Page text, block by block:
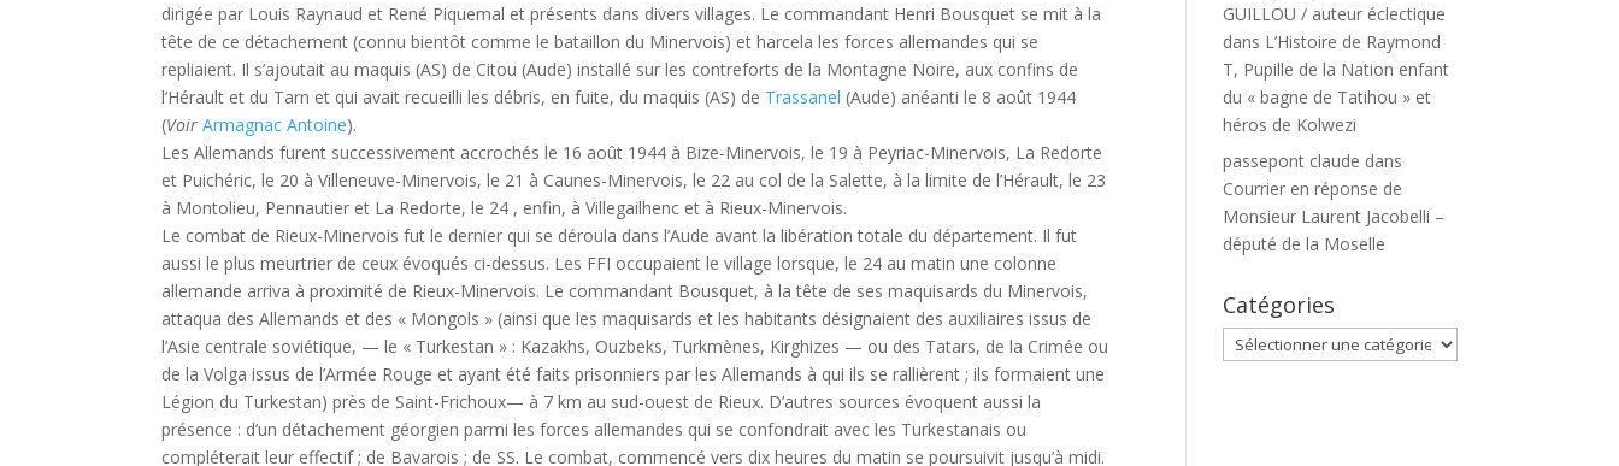
dirigée par Louis Raynaud et René Piquemal et présents dans divers villages. Le commandant Henri Bousquet se mit à la
tête de ce détachement (connu bientôt comme le bataillon du Minervois) et harcela les forces allemandes qui se
repliaient. Il s’ajoutait au maquis (AS) de Citou (Aude) installé sur les contreforts de la Montagne Noire, aux confins de
l’Hérault et du Tarn et qui avait recueilli les débris, en fuite, du maquis (AS) de Trassanel (Aude) anéanti le 8 août 1944
(Voir Armagnac Antoine).
Les Allemands furent successivement accrochés le 16 août 1944 à Bize-Minervois, le 19 à Peyriac-Minervois, La Redorte
et Puichéric, le 20 à Villeneuve-Minervois, le 21 à Caunes-Minervois, le 22 au col de la Salette, à la limite de l’Hérault, le 23
à Montolieu, Pennautier et La Redorte, le 24 , enfin, à Villegailhenc et à Rieux-Minervois.
Le combat de Rieux-Minervois fut le dernier qui se déroula dans l’Aude avant la libération totale du département. Il fut
aussi le plus meurtrier de ceux évoqués ci-dessus. Les FFI occupaient le village lorsque, le 24 au matin une colonne
allemande arriva à proximité de Rieux-Minervois. Le commandant Bousquet, à la tête de ses maquisards du Minervois,
attaqua des Allemands et des « Mongols » (ainsi que les maquisards et les habitants désignaient des auxiliaires issus de
l’Asie centrale soviétique, — le « Turkestan » : Kazakhs, Ouzbeks, Turkmènes, Kirghizes — ou des Tatars, de la Crimée ou
de la Volga issus de l’Armée Rouge et ayant été faits prisonniers par les Allemands à qui ils se rallièrent ; ils formaient une
Légion du Turkestan) près de Saint-Frichoux— à 7 km au sud-ouest de Rieux. D’autres sources évoquent aussi la
présence : d’un détachement géorgien parmi les forces allemandes qui se confondrait avec les Turkestanais ou
compléterait leur effectif ; de Bavarois ; de SS. Le combat, commencé vers dix heures du matin se poursuivit jusqu’à midi.
GUILLOU / auteur éclectique
dans L’Histoire de Raymond
T, Pupille de la Nation enfant
du « bagne de Tatihou » et
héros de Kolwezi
passepont claude dans
Courrier en réponse de
Monsieur Laurent Jacobelli –
député de la Moselle
Catégories
Catégories